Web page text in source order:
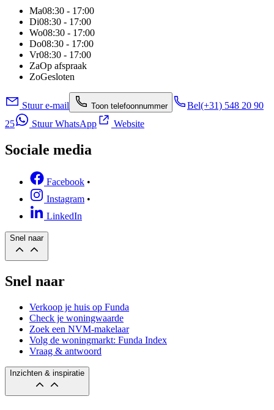
Ma08:30 - 17:00
Di08:30 - 17:00
Wo08:30 - 17:00
Do08:30 - 17:00
Vr08:30 - 17:00
ZaOp afspraak
ZoGesloten
Stuur e-mail Toon telefoonnummer Bel(+31) 548 20 90
25
Stuur WhatsApp Website
Sociale media
Facebook •
Instagram •
LinkedIn
Snel naar
Snel naar
Verkoop je huis op Funda
Check je woningwaarde
Zoek een NVM-makelaar
Volg de woningmarkt: Funda Index
Vraag & antwoord
Inzichten & inspiratie